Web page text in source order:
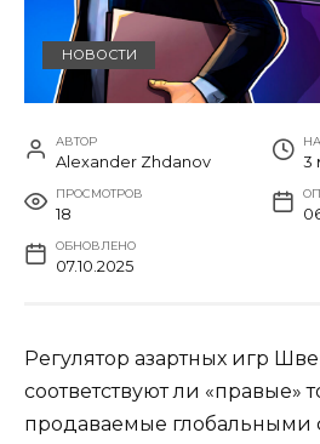
НОВОСТИ
АВТОР
Alexander Zhdanov 3
ПРОСМОТРОВ
18
ОБНОВЛЕНО
07.10.2025
Регулятор азартных игр
соответствуют ли «правые»
продаваемые глобальными